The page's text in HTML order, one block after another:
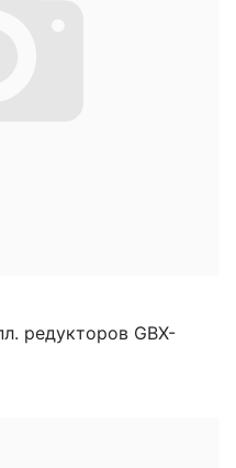
редукторов GBX-